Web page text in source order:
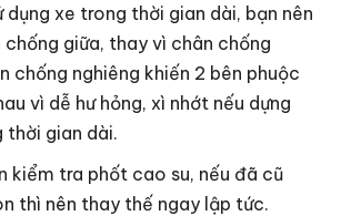
dụng xe trong thời gian dài, bạn nên
chống giữa, thay vì chân chống
chống nghiêng khiến 2 bên phuộc
vì dễ hư hỏng, xì nhớt nếu dựng
thời gian dài.
kiểm tra phốt cao su, nếu đã cũ
thì nên thay thế ngay lập tức.